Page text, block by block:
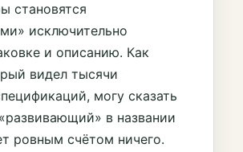
становятся
исключительно
и описанию. Как
видел тысячи
могу сказать
в названии
ровным счётом ничего.